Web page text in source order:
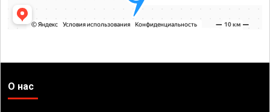
О нас